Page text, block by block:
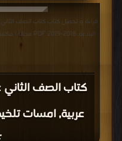
كتاب الصف
قراءة و تحميل كتاب كتاب الصف
البلاغة, 2018-2019 PDF مجانا | مكتبة >